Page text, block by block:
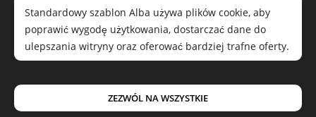
Wszelkie prawa zastrzeżone|
Projektowane przezSphinxly|Easyweb CMS
Standardowy szablon Alba używa plików cookie, aby
poprawić wygodę użytkowania, dostarczać dane do
ulepszania witryny oraz oferować bardziej trafne oferty.
Przeczytaj nasząpolitykę prywatności. Jeśli zgadzasz się
na nasze użycie, wybierz Zezwól na wszystkie
ZEZWÓL NA WSZYSTKIE